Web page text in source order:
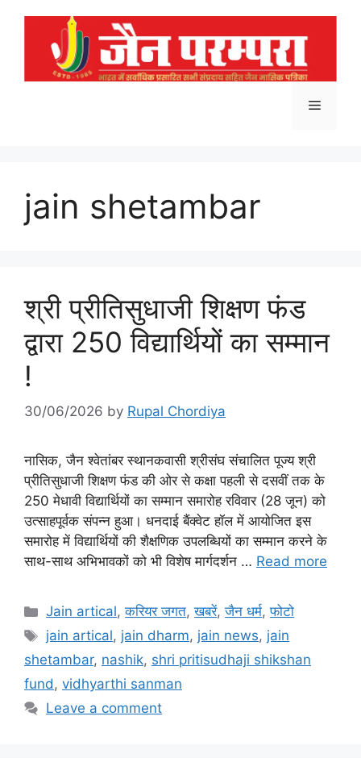
Menu
jain shetambar
श्री प्रीतिसुधाजी शिक्षण फंड
द्वारा 250 विद्यार्थियों का सम्मान
!
30/06/2026 by Rupal Chordiya
नासिक, जैन श्वेतांबर स्थानकवासी श्रीसंघ संचालित पूज्य श्री
प्रीतिसुधाजी शिक्षण फंड की ओर से कक्षा पहली से दसवीं तक के
250 मेधावी विद्यार्थियों का सम्मान समारोह रविवार (28 जून) को
उत्साहपूर्वक संपन्न हुआ। धनदाई बैंक्वेट हॉल में आयोजित इस
समारोह में विद्यार्थियों की शैक्षणिक उपलब्धियों का सम्मान करने के
साथ-साथ अभिभावकों को भी विशेष मार्गदर्शन … Read more
Categories
Jain artical,करियर जगत,खबरें,जैन धर्म,फोटो
Tags
jain artical, jain dharm, jain news, jain
shetambar, nashik, shri pritisudhaji shikshan
fund, vidhyarthi sanman
Leave a comment